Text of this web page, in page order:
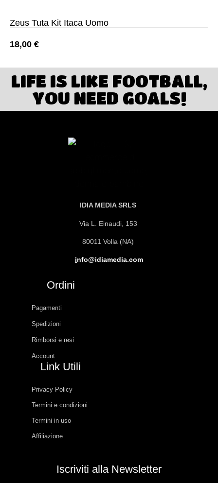
Zeus Tuta Kit Itaca Uomo
18,00 €
LIFE IS LIKE FOOTBALL,
YOU NEED GOALS!
IDIA MEDIA SRLS
Via L. Einaudi, 153
80011 Volla (NA)
info@idiamedia.com
Ordini
Pagamenti
Spedizioni
Rimborsi e resi
Account
Link Utili
Privacy Policy
Termini e condizioni
Termini in uso
Affiliazione
Iscriviti alla Newsletter